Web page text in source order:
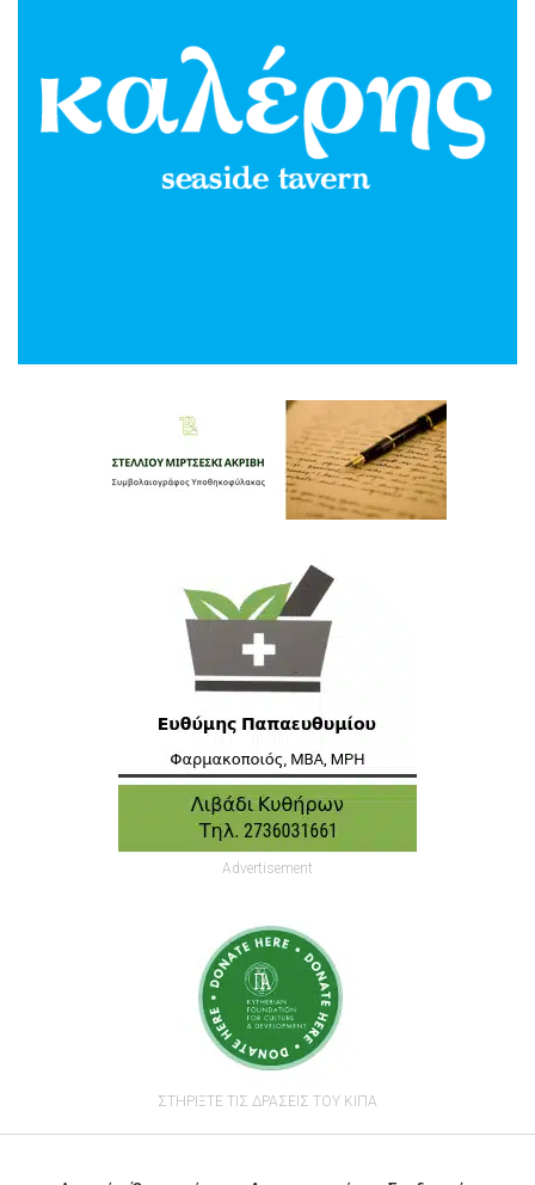
Advertisement
ΣΤΗΡΙΞΤΕ ΤΙΣ ΔΡΑΣΕΙΣ ΤΟΥ ΚΙΠΑ